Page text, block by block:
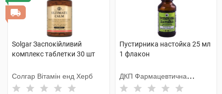
Solgar Заспокійливий
комплекс таблетки 30 шт
Солгар Вітамін енд Херб
Пустирника настойка 25 мл
1 флакон
ДКП Фармацевтична
фабрика